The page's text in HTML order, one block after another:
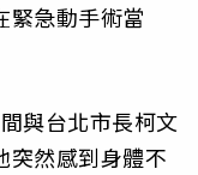
緊急動手術當
與台北市長柯文
突然感到身體不